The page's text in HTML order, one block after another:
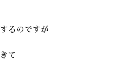
るのですが
て